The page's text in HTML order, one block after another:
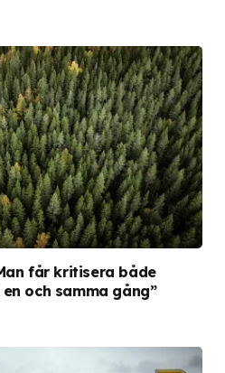
får kritisera både
och samma gång”